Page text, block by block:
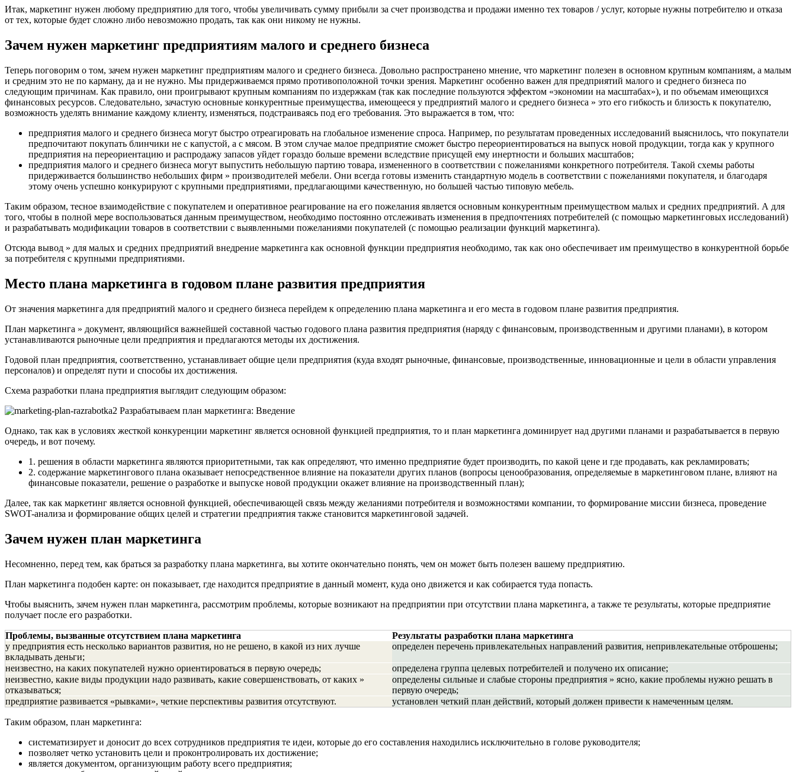
Итак, маркетинг нужен любому предприятию для того, чтобы увеличивать сумму прибыли за счет производства и продажи именно тех товаров / услуг, которые нужны потребителю и отказа
от тех, которые будет сложно либо невозможно продать, так как они никому не нужны.
Зачем нужен маркетинг предприятиям малого и среднего бизнеса
Теперь поговорим о том, зачем нужен маркетинг предприятиям малого и среднего бизнеса. Довольно распространено мнение, что маркетинг полезен в основном крупным компаниям, а малым
и средним это не по карману, да и не нужно. Мы придерживаемся прямо противоположной точки зрения. Маркетинг особенно важен для предприятий малого и среднего бизнеса по
следующим причинам. Как правило, они проигрывают крупным компаниям по издержкам (так как последние пользуются эффектом «экономии на масштабах»), и по объемам имеющихся
финансовых ресурсов. Следовательно, зачастую основные конкурентные преимущества, имеющееся у предприятий малого и среднего бизнеса » это его гибкость и близость к покупателю,
возможность уделять внимание каждому клиенту, изменяться, подстраиваясь под его требования. Это выражается в том, что:
предприятия малого и среднего бизнеса могут быстро отреагировать на глобальное изменение спроса. Например, по результатам проведенных исследований выяснилось, что покупатели
предпочитают покупать блинчики не с капустой, а с мясом. В этом случае малое предприятие сможет быстро переориентироваться на выпуск новой продукции, тогда как у крупного
предприятия на переориентацию и распродажу запасов уйдет гораздо больше времени вследствие присущей ему инертности и больших масштабов;
предприятия малого и среднего бизнеса могут выпустить небольшую партию товара, измененного в соответствии с пожеланиями конкретного потребителя. Такой схемы работы
придерживается большинство небольших фирм » производителей мебели. Они всегда готовы изменить стандартную модель в соответствии с пожеланиями покупателя, и благодаря
этому очень успешно конкурируют с крупными предприятиями, предлагающими качественную, но большей частью типовую мебель.
Таким образом, тесное взаимодействие с покупателем и оперативное реагирование на его пожелания является основным конкурентным преимуществом малых и средних предприятий. А для
того, чтобы в полной мере воспользоваться данным преимуществом, необходимо постоянно отслеживать изменения в предпочтениях потребителей (с помощью маркетинговых исследований)
и разрабатывать модификации товаров в соответствии с выявленными пожеланиями покупателей (с помощью реализации функций маркетинга).
Отсюда вывод » для малых и средних предприятий внедрение маркетинга как основной функции предприятия необходимо, так как оно обеспечивает им преимущество в конкурентной борьбе
за потребителя с крупными предприятиями.
Место плана маркетинга в годовом плане развития предприятия
От значения маркетинга для предприятий малого и среднего бизнеса перейдем к определению плана маркетинга и его места в годовом плане развития предприятия.
План маркетинга » документ, являющийся важнейшей составной частью годового плана развития предприятия (наряду с финансовым, производственным и другими планами), в котором
устанавливаются рыночные цели предприятия и предлагаются методы их достижения.
Годовой план предприятия, соответственно, устанавливает общие цели предприятия (куда входят рыночные, финансовые, производственные, инновационные и цели в области управления
персоналов) и определят пути и способы их достижения.
Схема разработки плана предприятия выглядит следующим образом:
Однако, так как в условиях жесткой конкуренции маркетинг является основной функцией предприятия, то и план маркетинга доминирует над другими планами и разрабатывается в первую
очередь, и вот почему.
1. решения в области маркетинга являются приоритетными, так как определяют, что именно предприятие будет производить, по какой цене и где продавать, как рекламировать;
2. содержание маркетингового плана оказывает непосредственное влияние на показатели других планов (вопросы ценообразования, определяемые в маркетинговом плане, влияют на
финансовые показатели, решение о разработке и выпуске новой продукции окажет влияние на производственный план);
Далее, так как маркетинг является основной функцией, обеспечивающей связь между желаниями потребителя и возможностями компании, то формирование миссии бизнеса, проведение
SWOT-анализа и формирование общих целей и стратегии предприятия также становится маркетинговой задачей.
Зачем нужен план маркетинга
Несомненно, перед тем, как браться за разработку плана маркетинга, вы хотите окончательно понять, чем он может быть полезен вашему предприятию.
План маркетинга подобен карте: он показывает, где находится предприятие в данный момент, куда оно движется и как собирается туда попасть.
Чтобы выяснить, зачем нужен план маркетинга, рассмотрим проблемы, которые возникают на предприятии при отсутствии плана маркетинга, а также те результаты, которые предприятие
получает после его разработки.
Проблемы, вызванные отсутствием плана маркетинга
Результаты разработки плана маркетинга
у предприятия есть несколько вариантов развития, но не решено, в какой из них лучше
вкладывать деньги;
определен перечень привлекательных направлений развития, непривлекательные отброшены;
неизвестно, на каких покупателей нужно ориентироваться в первую очередь;
определена группа целевых потребителей и получено их описание;
неизвестно, какие виды продукции надо развивать, какие совершенствовать, от каких »
отказываться;
определены сильные и слабые стороны предприятия » ясно, какие проблемы нужно решать в
первую очередь;
предприятие развивается «рывками», четкие перспективы развития отсутствуют.
установлен четкий план действий, который должен привести к намеченным целям.
Таким образом, план маркетинга:
систематизирует и доносит до всех сотрудников предприятия те идеи, которые до его составления находились исключительно в голове руководителя;
позволяет четко установить цели и проконтролировать их достижение;
является документом, организующим работу всего предприятия;